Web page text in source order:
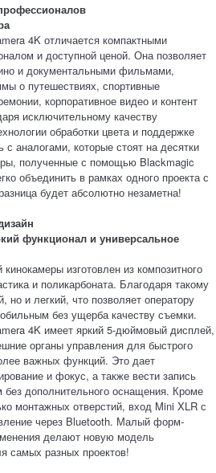
4K отличается компактными
и доступной ценой. Она позволяет
и документальными фильмами,
о путешествиях, спортивные
корпоративное видео и контент
исключительному качеству
обработки цвета и поддержке
аналогами, которые стоят на десятки
полученные с помощью Blackmagic
объединить в рамках одного проекта с
будет абсолютно незаметна!
функционал и универсальное
изготовлен из композитного
и поликарбоната. Благодаря такому
но и легкий, что позволяет оператору
без ущерба качеству съемки.
4K имеет яркий 5-дюймовый дисплей,
органы управления для быстрого
важных функций. Это дает
и фокус, а также вести запись
без дополнительного оснащения. Кроме
монтажных отверстий, вход Mini XLR с
через Bluetooth. Малый форм-
делают новую модель
самых разных проектов!